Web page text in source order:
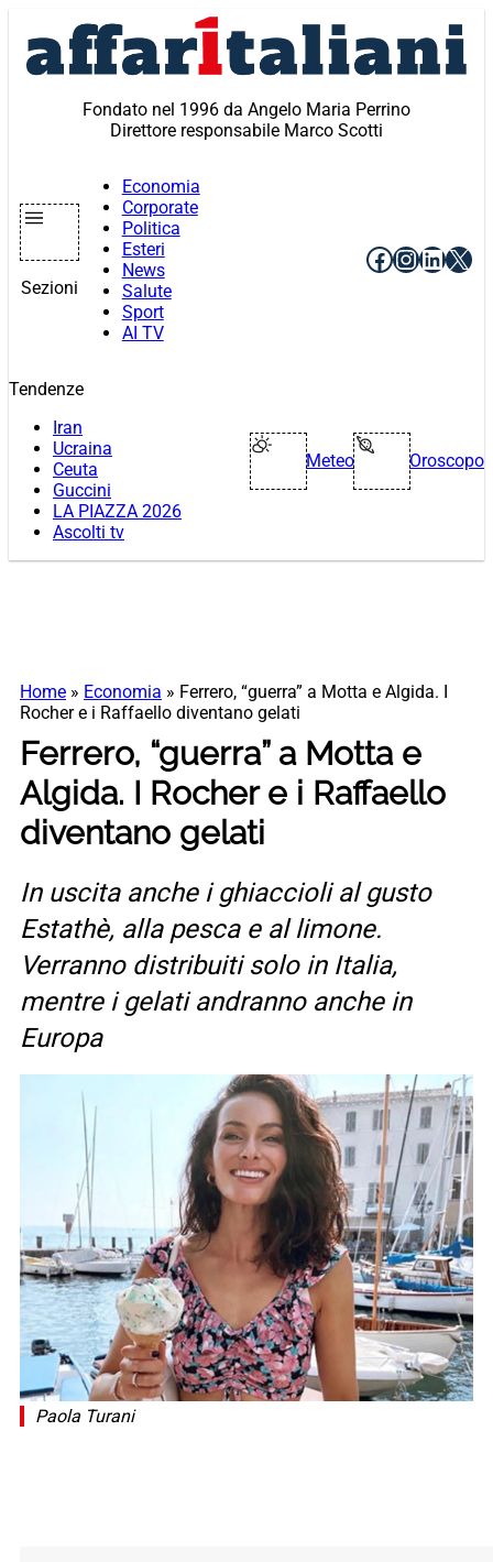
contenuto
Fondato nel 1996 da Angelo Maria Perrino
Direttore responsabile Marco Scotti
Sezioni
Economia
Corporate
Politica
Esteri
News
Salute
Sport
AI TV
Facebook
X
Tendenze
Iran
Ucraina
Ceuta
Guccini
LA PIAZZA 2026
Ascolti tv
Meteo Oroscopo
Home » Economia » Ferrero, “guerra” a Motta e Algida. I
Rocher e i Raffaello diventano gelati
Ferrero, “guerra” a Motta e
Algida. I Rocher e i Raffaello
diventano gelati
In uscita anche i ghiaccioli al gusto
Estathè, alla pesca e al limone.
Verranno distribuiti solo in Italia,
mentre i gelati andranno anche in
Europa
Paola Turani